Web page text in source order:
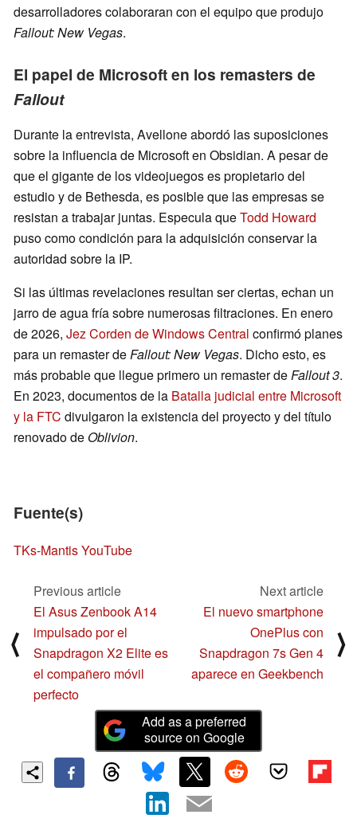
desarrolladores colaboraran con el equipo que produjo
Fallout: New Vegas.
El papel de Microsoft en los remasters de
Fallout
Durante la entrevista, Avellone abordó las suposiciones
sobre la influencia de Microsoft en Obsidian. A pesar de
que el gigante de los videojuegos es propietario del
estudio y de Bethesda, es posible que las empresas se
resistan a trabajar juntas. Especula queTodd Howard
puso como condición para la adquisición conservar la
autoridad sobre la IP.
Si las últimas revelaciones resultan ser ciertas, echan un
jarro de agua fría sobre numerosas filtraciones. En enero
de 2026, Jez Corden de Windows Central confirmó planes
para un remaster deFallout: New Vegas. Dicho esto, es
más probable que llegue primero un remaster deFallout 3.
En 2023, documentos de la Batalla judicial entre Microsoft
y la FTC divulgaron la existencia del proyecto y del título
renovado de Oblivion.
Fuente(s)
TKs-Mantis YouTube
⟨
Previous article
El Asus Zenbook A14
impulsado por el
Snapdragon X2 Elite es
el compañero móvil
perfecto
Next article
El nuevo smartphone
OnePlus con
Snapdragon 7s Gen 4
aparece en Geekbench
⟩
Add as a preferred
source on Google